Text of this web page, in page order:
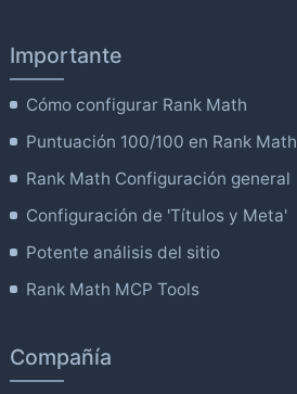
Importante
Cómo configurar Rank Math
Puntuación 100/100 en Rank Math
Rank Math Configuración general
Configuración de 'Títulos y Meta'
Potente análisis del sitio
Rank Math MCP Tools
Compañía